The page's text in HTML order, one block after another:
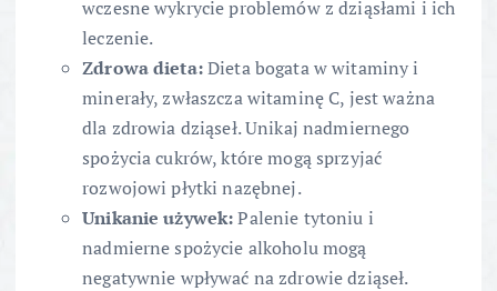
wczesne wykrycie problemów z dziąsłami i ich
leczenie.
Zdrowa dieta:Dieta bogata w witaminy i
minerały, zwłaszcza witaminę C, jest ważna
dla zdrowia dziąseł. Unikaj nadmiernego
spożycia cukrów, które mogą sprzyjać
rozwojowi płytki nazębnej.
Unikanie używek:Palenie tytoniu i
nadmierne spożycie alkoholu mogą
negatywnie wpływać na zdrowie dziąseł.